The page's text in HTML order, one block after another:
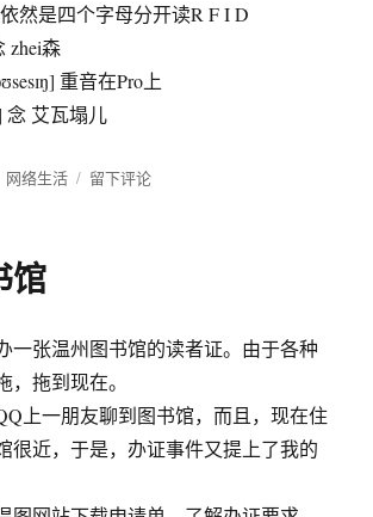
然是四个字母分开读R F I D
zhei森
重音在Pro上
念 艾瓦塌儿
分
网络生活
于
经
常
被
读
错
词？
留下评论
馆
张温州图书馆的读者证。由于各种
，拖到现在。
一朋友聊到图书馆，而且，现在住
很近，于是，办证事件又提上了我的